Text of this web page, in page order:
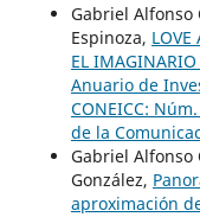
Gabriel Alfonso
Espinoza, LOVE
EL IMAGINARIO
Anuario de
CONEICC:
de la
Gabriel Alfonso
González,
aproximación